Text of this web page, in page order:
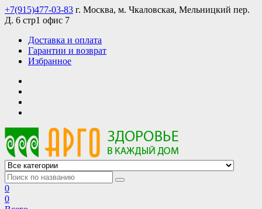
Skip
to
+7(915)477-03-83 г. Москва, м. Чкаловская, Мельницкий пер.
Д. 6 стр1 офис 7
Доставка и оплата
Гарантии и возврат
Избранное
АРГО интернет магазин, доставка в Москве и по всей России
АРГО каталог каталог продукции, официальные цены
0
0